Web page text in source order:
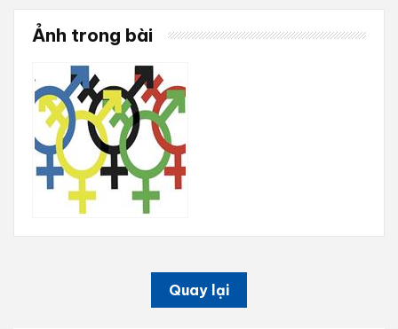
Ảnh trong bài
Quay lại